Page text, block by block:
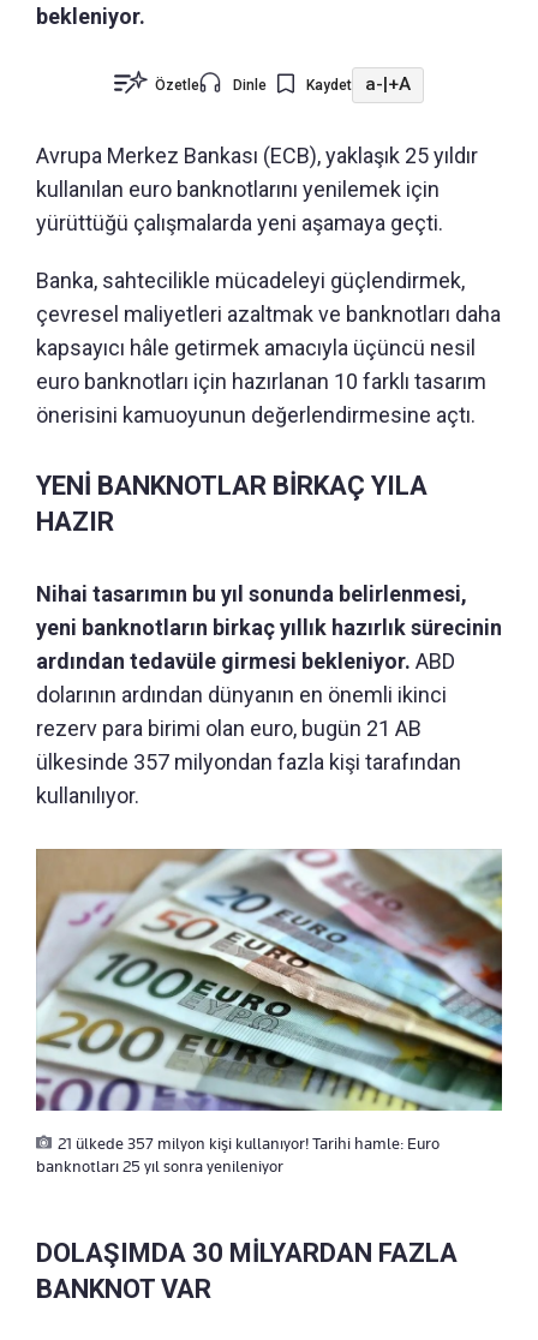
bekleniyor.
Özetle Dinle Kaydet a-|+A
Avrupa Merkez Bankası (ECB), yaklaşık 25 yıldır
kullanılan euro banknotlarını yenilemek için
yürüttüğü çalışmalarda yeni aşamaya geçti.
Banka, sahtecilikle mücadeleyi güçlendirmek,
çevresel maliyetleri azaltmak ve banknotları daha
kapsayıcı hâle getirmek amacıyla üçüncü nesil
euro banknotları için hazırlanan 10 farklı tasarım
önerisini kamuoyunun değerlendirmesine açtı.
YENİ BANKNOTLAR BİRKAÇ YILA
HAZIR
Nihai tasarımın bu yıl sonunda belirlenmesi,
yeni banknotların birkaç yıllık hazırlık sürecinin
ardından tedavüle girmesi bekleniyor. ABD
dolarının ardından dünyanın en önemli ikinci
rezerv para birimi olan euro, bugün 21 AB
ülkesinde 357 milyondan fazla kişi tarafından
kullanılıyor.
21 ülkede 357 milyon kişi kullanıyor! Tarihi hamle: Euro
banknotları 25 yıl sonra yenileniyor
DOLAŞIMDA 30 MİLYARDAN FAZLA
BANKNOT VAR